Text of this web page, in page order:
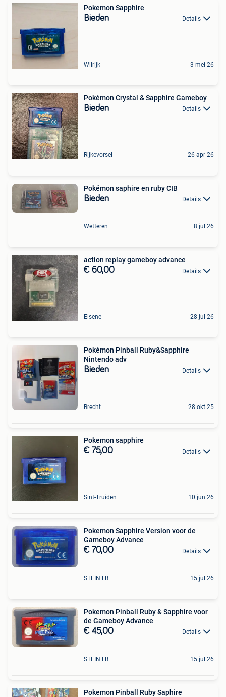
Pokemon Sapphire
Bieden Details
Wilrijk 3 mei 26
Pokémon Crystal & Sapphire Gameboy
Bieden Details
Rijkevorsel 26 apr 26
Pokémon saphire en ruby CIB
Bieden Details
Wetteren 8 jul 26
action replay gameboy advance
€ 60,00 Details
Elsene 28 jul 26
Pokémon Pinball Ruby&Sapphire
Nintendo adv
Bieden Details
Brecht 28 okt 25
Pokemon sapphire
€ 75,00 Details
Sint-Truiden 10 jun 26
Pokemon Sapphire Version voor de
Gameboy Advance
€ 70,00 Details
STEIN LB 15 jul 26
Pokemon Pinball Ruby & Sapphire voor
de Gameboy Advance
€ 45,00 Details
STEIN LB 15 jul 26
Pokemon Pinball Ruby Saphire